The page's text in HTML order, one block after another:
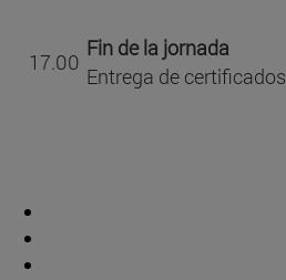
17.00
Fin de la jornada
Entrega de certificados